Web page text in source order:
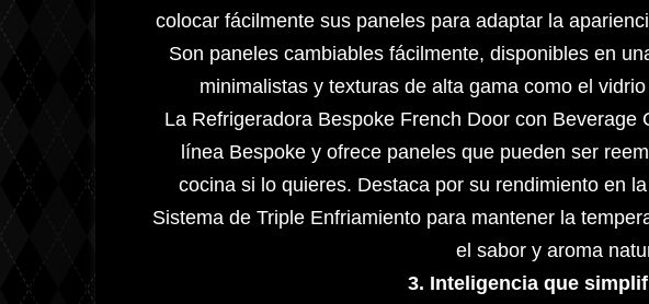
colocar fácilmente sus paneles para adaptar la
Son paneles cambiables fácilmente, disponibles en
minimalistas y texturas de alta gama como el
La Refrigeradora Bespoke French Door con
línea Bespoke y ofrece paneles que pueden ser
cocina si lo quieres. Destaca por su rendimiento en
Sistema de Triple Enfriamiento para mantener la
el sabor y aroma
3. Inteligencia que